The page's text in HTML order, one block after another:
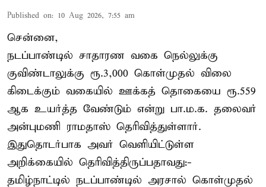
Published on: 10 Aug 2026, 7:55 am
சென்னை,
நடப்பாண்டில் சாதாரண வகை நெல்லுக்கு
குவிண்டாலுக்கு ரூ.3,000 கொள்முதல் விலை
கிடைக்கும் வகையில் ஊக்கத் தொகையை ரூ.559
ஆக உயர்த்த வேண்டும் என்று பா.ம.க. தலைவர்
அன்புமணி ராமதாஸ் தெரிவித்துள்ளார்.
இதுதொடர்பாக அவர் வெளியிட்டுள்ள
அறிக்கையில் தெரிவித்திருப்பதாவது:-
தமிழ்நாட்டில் நடப்பாண்டில் அரசால் கொள்முதல்